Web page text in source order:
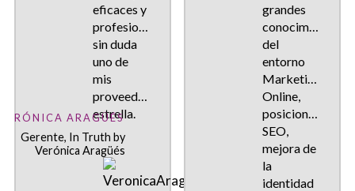
eficaces y
profesionales,
sin duda
uno de
mis
proveedores
estrella.
ARAGÜÉS
Gerente, In Truth by
Verónica Aragüés
grandes
conocimientos
del
entorno
Marketing
Online,
posicionamiento
SEO,
mejora de
la
identidad